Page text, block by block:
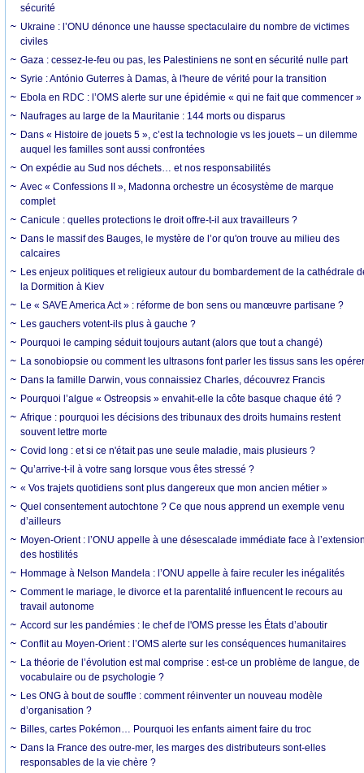
sécurité
Ukraine : l’ONU dénonce une hausse spectaculaire du nombre de victimes
civiles
Gaza : cessez-le-feu ou pas, les Palestiniens ne sont en sécurité nulle part
Syrie : António Guterres à Damas, à l'heure de vérité pour la transition
Ebola en RDC : l’OMS alerte sur une épidémie « qui ne fait que commencer »
Naufrages au large de la Mauritanie : 144 morts ou disparus
Dans « Histoire de jouets 5 », c’est la technologie vs les jouets – un dilemme
auquel les familles sont aussi confrontées
On expédie au Sud nos déchets… et nos responsabilités
Avec « Confessions II », Madonna orchestre un écosystème de marque
complet
Canicule : quelles protections le droit offre-t-il aux travailleurs ?
Dans le massif des Bauges, le mystère de l’or qu'on trouve au milieu des
calcaires
Les enjeux politiques et religieux autour du bombardement de la cathédrale
la Dormition à Kiev
Le « SAVE America Act » : réforme de bon sens ou manœuvre partisane ?
Les gauchers votent-ils plus à gauche ?
Pourquoi le camping séduit toujours autant (alors que tout a changé)
La sonobiopsie ou comment les ultrasons font parler les tissus sans les
Dans la famille Darwin, vous connaissiez Charles, découvrez Francis
Pourquoi l’algue « Ostreopsis » envahit-elle la côte basque chaque été ?
Afrique : pourquoi les décisions des tribunaux des droits humains restent
souvent lettre morte
Covid long : et si ce n'était pas une seule maladie, mais plusieurs ?
Qu’arrive-t-il à votre sang lorsque vous êtes stressé ?
« Vos trajets quotidiens sont plus dangereux que mon ancien métier »
Quel consentement autochtone ? Ce que nous apprend un exemple venu
d’ailleurs
Moyen-Orient : l’ONU appelle à une désescalade immédiate face à
des hostilités
Hommage à Nelson Mandela : l’ONU appelle à faire reculer les inégalités
Comment le mariage, le divorce et la parentalité influencent le recours au
travail autonome
Accord sur les pandémies : le chef de l'OMS presse les États d’aboutir
Conflit au Moyen-Orient : l’OMS alerte sur les conséquences humanitaires
La théorie de l’évolution est mal comprise : est-ce un problème de langue, de
vocabulaire ou de psychologie ?
Les ONG à bout de souffle : comment réinventer un nouveau modèle
d’organisation ?
Billes, cartes Pokémon… Pourquoi les enfants aiment faire du troc
Dans la France des outre-mer, les marges des distributeurs sont-elles
responsables de la vie chère ?